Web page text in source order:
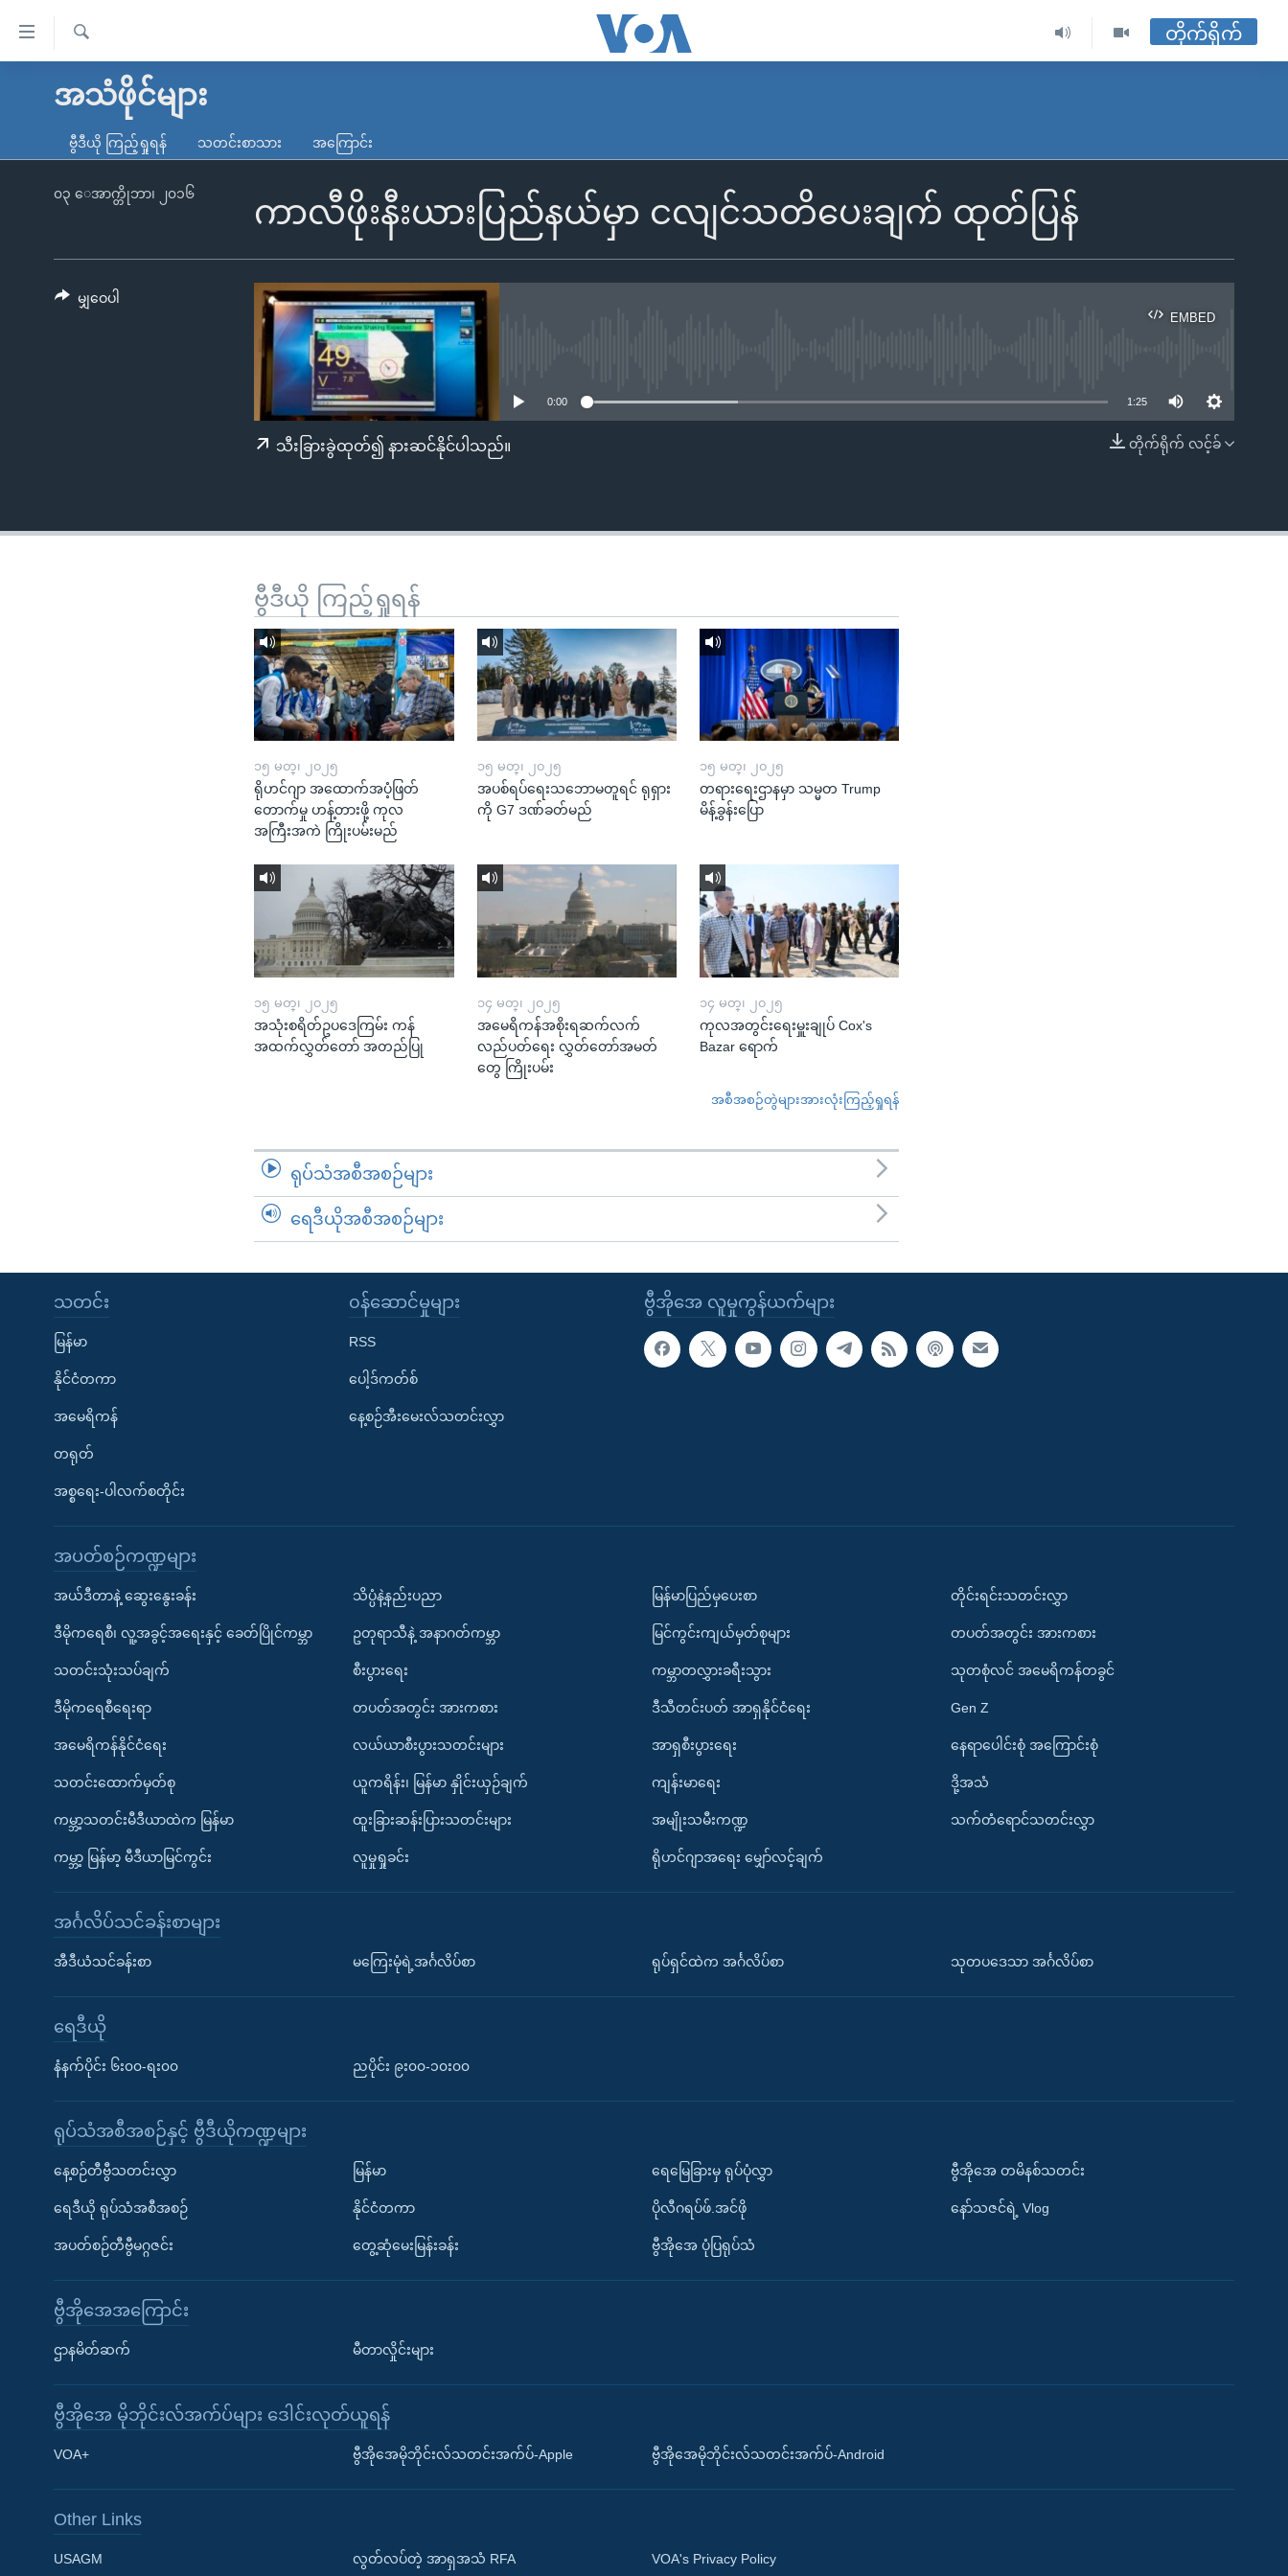
လွယ်ကူ
သည့်
ကျော်
မူလစာမျက်နှာ
ကမ္ဘာ့သတင်းများ
နိုင်ငံတကာ
တရုတ်
အစ္စရေး-ပါလက်စတိုင်း
ရပ်ဝန်းတခု လမ်းတခု အလွန်
အင်္ဂလိပ်စာလေ့လာမယ်
Learning English
ရ
တိုက်ရိုက်
အသံဖိုင်များ
ဗွီဒီယို ကြည့်ရှုရန် သတင်းစာသား အကြောင်း
ကာလီဖိုးနီးယားပြည်နယ်မှာ ငလျင်သတိပေးချက် ထုတ်ပြန်
၀၃ ေအာက္တိုဘာ၊ ၂၀၁၆
EMBED
EMBED
0:00 1:25
တိုက်ရိုက် လင့်ခ်
သီးခြားခွဲထုတ်၍ နားဆင်နိုင်ပါသည်။
မျှဝေပါ
ဗွီဒီယို ကြည့်ရှုရန်
၁၅ မတ္၊ ၂၀၂၅
ရိုဟင်ဂျာ အထောက်အပံ့ဖြတ်
တောက်မှု ဟန့်တားဖို့ ကုလ
အကြီးအကဲ ကြိုးပမ်းမည်
၁၅ မတ္၊ ၂၀၂၅
အပစ်ရပ်ရေးသဘောမတူရင် ရုရှား
ကို G7 ဒဏ်ခတ်မည်
၁၅ မတ္၊ ၂၀၂၅
တရားရေးဌာနမှာ သမ္မတ Trump
မိန့်ခွန်းပြော
၁၅ မတ္၊ ၂၀၂၅
အသုံးစရိတ်ဥပဒေကြမ်း ကန်
အထက်လွှတ်တော် အတည်ပြု
၁၄ မတ္၊ ၂၀၂၅
အမေရိကန်အစိုးရဆက်လက်
လည်ပတ်ရေး လွှတ်တော်အမတ်
တွေ ကြိုးပမ်း
၁၄ မတ္၊ ၂၀၂၅
ကုလအတွင်းရေးမှူးချုပ် Cox's
Bazar ရောက်
အစီအစဉ်တွဲများအားလုံးကြည့်ရှုရန်
ရုပ်သံအစီအစဉ်များ
ရေဒီယိုအစီအစဉ်များ
ဗွီအိုအေ လူမှုကွန်ယက်များ
သတင်း
မြန်မာ
နိုင်ငံတကာ
အမေရိကန်
တရုတ်
အစ္စရေး-ပါလက်စတိုင်း
၀န်ဆောင်မှုများ
RSS
ပေါ့ဒ်ကတ်စ်
နေ့စဉ်အီးမေးလ်သတင်းလွှာ
အပတ်စဉ်ကဏ္ဍများ
အယ်ဒီတာနဲ့ ဆွေးနွေးခန်း
ဒီမိုကရေစီ၊ လူ့အခွင့်အရေးနှင့် ခေတ်ပြိုင်ကမ္ဘာ
သတင်းသုံးသပ်ချက်
ဒီမိုကရေစီရေးရာ
အမေရိကန်နိုင်ငံရေး
သတင်းထောက်မှတ်စု
ကမ္ဘာ့သတင်းမီဒီယာထဲက မြန်မာ
ကမ္ဘာ့ မြန်မာ့ မီဒီယာမြင်ကွင်း
သိပ္ပံနဲ့နည်းပညာ
ဥတုရာသီနဲ့ အနာဂတ်ကမ္ဘာ
စီးပွားရေး
တပတ်အတွင်း အားကစား
လယ်ယာစီးပွားသတင်းများ
ယူကရိန်း၊ မြန်မာ နှိုင်းယှဉ်ချက်
ထူးခြားဆန်းပြားသတင်းများ
လူမှုရှုခင်း
မြန်မာပြည်မှပေးစာ
မြင်ကွင်းကျယ်မှတ်စုများ
ကမ္ဘာတလွှားခရီးသွား
ဒီသီတင်းပတ် အာရှနိုင်ငံရေး
အာရှစီးပွားရေး
ကျန်းမာရေး
အမျိုးသမီးကဏ္ဍ
ရိုဟင်ဂျာအရေး မျှော်လင့်ချက်
တိုင်းရင်းသတင်းလွှာ
တပတ်အတွင်း အားကစား
သုတစုံလင် အမေရိကန်တခွင်
Gen Z
နေရာပေါင်းစုံ အကြောင်းစုံ
ဒို့အသံ
သက်တံရောင်သတင်းလွှာ
အင်္ဂလိပ်သင်ခန်းစာများ
အီဒီယံသင်ခန်းစာ မကြေးမုံရဲ့အင်္ဂလိပ်စာ ရုပ်ရှင်ထဲက အင်္ဂလိပ်စာ သုတပဒေသာ အင်္ဂလိပ်စာ
ရေဒီယို
နံနက်ပိုင်း ၆း၀၀-ရး၀၀ ညပိုင်း ၉း၀၀-၁၀း၀၀
ရုပ်သံအစီအစဉ်နှင့် ဗွီဒီယိုကဏ္ဍများ
နေ့စဉ်တီဗွီသတင်းလွှာ
ရေဒီယို ရုပ်သံအစီအစဉ်
အပတ်စဉ်တီဗွီမဂ္ဂဇင်း
မြန်မာ
နိုင်ငံတကာ
တွေ့ဆုံမေးမြန်းခန်း
ရေမြေခြားမှ ရုပ်ပုံလွှာ
ပိုလီဂရပ်ဖ်.အင်ဖို
ဗွီအိုအေ ပုံပြရုပ်သံ
ဗွီအိုအေ တမိနစ်သတင်း
နော်သဇင်ရဲ့ Vlog
ဗွီအိုအေအကြောင်း
ဌာနမိတ်ဆက် မီတာလှိုင်းများ
ဗွီအိုအေ မိုဘိုင်းလ်အက်ပ်များ ဒေါင်းလုတ်ယူရန်
VOA+ ဗွီအိုအေမိုဘိုင်းလ်သတင်းအက်ပ်-Apple ဗွီအိုအေမိုဘိုင်းလ်သတင်းအက်ပ်-Android
Other Links
USAGM လွတ်လပ်တဲ့ အာရှအသံ RFA VOA's Privacy Policy